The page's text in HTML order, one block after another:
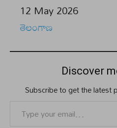
Date
12 May 2026
In relation to
తెలంగాణ
Discover
Subscribe to get the latest